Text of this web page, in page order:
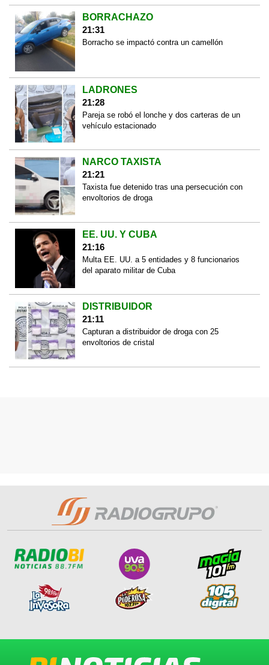
BORRACHAZO
21:31
Borracho se impactó contra un camellón
LADRONES
21:28
Pareja se robó el lonche y dos carteras de un
vehículo estacionado
NARCO TAXISTA
21:21
Taxista fue detenido tras una persecución con
envoltorios de droga
EE. UU. Y CUBA
21:16
Multa EE. UU. a 5 entidades y 8 funcionarios
del aparato militar de Cuba
DISTRIBUIDOR
21:11
Capturan a distribuidor de droga con 25
envoltorios de cristal